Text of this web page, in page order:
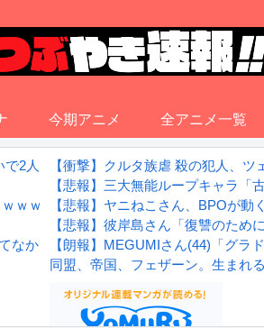
今期アニメ 全アニメ一覧
で2人も無駄死ににwwww
ｗｗ
なかったを後悔する…
【衝撃】クルタ族虐 殺の犯人、
【悲報】三大無能ループキャラ「
【悲報】ヤニねこさん、BPOが動
【悲報】彼岸島さん「復讐のた
【朗報】MEGUMIさん(44)「グラ
同盟、帝国、フェザーン。生まれ